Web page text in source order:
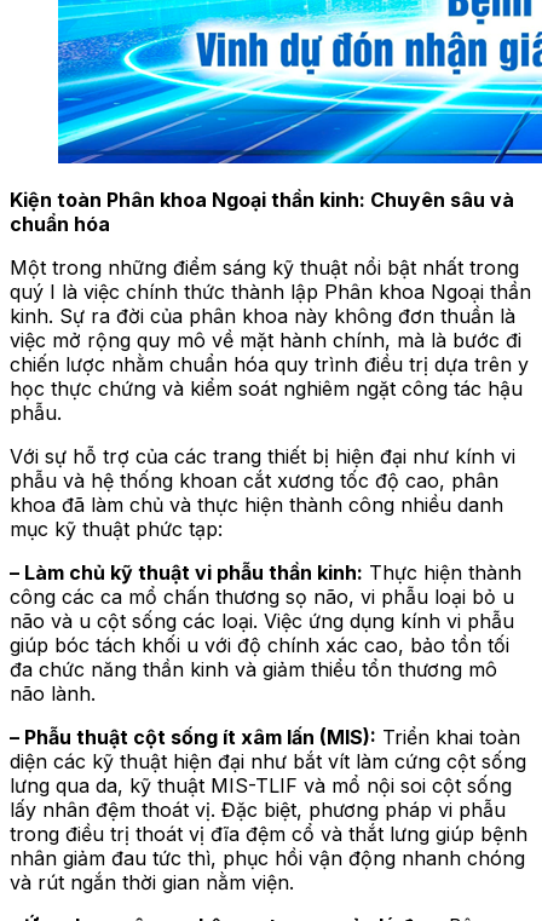
Kiện toàn Phân khoa Ngoại thần kinh: Chuyên sâu và
chuẩn hóa
Một trong những điểm sáng kỹ thuật nổi bật nhất trong
quý I là việc chính thức thành lập Phân khoa Ngoại thần
kinh. Sự ra đời của phân khoa này không đơn thuần là
việc mở rộng quy mô về mặt hành chính, mà là bước đi
chiến lược nhằm chuẩn hóa quy trình điều trị dựa trên y
học thực chứng và kiểm soát nghiêm ngặt công tác hậu
phẫu.
Với sự hỗ trợ của các trang thiết bị hiện đại như kính vi
phẫu và hệ thống khoan cắt xương tốc độ cao, phân
khoa đã làm chủ và thực hiện thành công nhiều danh
mục kỹ thuật phức tạp:
– Làm chủ kỹ thuật vi phẫu thần kinh: Thực hiện thành
công các ca mổ chấn thương sọ não, vi phẫu loại bỏ u
não và u cột sống các loại. Việc ứng dụng kính vi phẫu
giúp bóc tách khối u với độ chính xác cao, bảo tồn tối
đa chức năng thần kinh và giảm thiểu tổn thương mô
não lành.
– Phẫu thuật cột sống ít xâm lấn (MIS): Triển khai toàn
diện các kỹ thuật hiện đại như bắt vít làm cứng cột sống
lưng qua da, kỹ thuật MIS-TLIF và mổ nội soi cột sống
lấy nhân đệm thoát vị. Đặc biệt, phương pháp vi phẫu
trong điều trị thoát vị đĩa đệm cổ và thắt lưng giúp bệnh
nhân giảm đau tức thì, phục hồi vận động nhanh chóng
và rút ngắn thời gian nằm viện.